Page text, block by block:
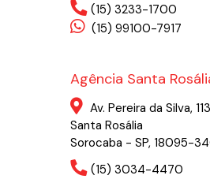
(15) 3233-1700
(15) 99100-7917
Agência Santa
Av. Pereira da Silva,
Santa Rosália
Sorocaba - SP, 18095-
(15) 3034-4470